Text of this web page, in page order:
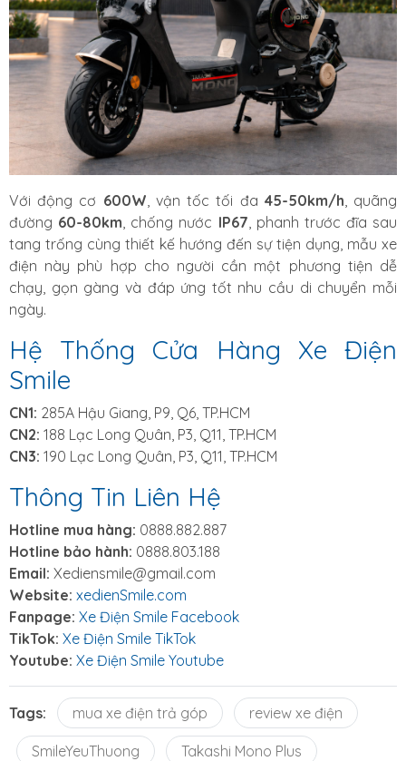
Với động cơ 600W, vận tốc tối đa 45-50km/h, quãng
đường 60-80km, chống nước IP67, phanh trước đĩa sau
tang trống cùng thiết kế hướng đến sự tiện dụng, mẫu xe
điện này phù hợp cho người cần một phương tiện dễ
chạy, gọn gàng và đáp ứng tốt nhu cầu di chuyển mỗi
ngày.
Hệ Thống Cửa Hàng Xe Điện
Smile
CN1: 285A Hậu Giang, P9, Q6, TP.HCM
CN2: 188 Lạc Long Quân, P3, Q11, TP.HCM
CN3: 190 Lạc Long Quân, P3, Q11, TP.HCM
Thông Tin Liên Hệ
Hotline mua hàng: 0888.882.887
Hotline bảo hành: 0888.803.188
Email: Xediensmile@gmail.com
Website: xedienSmile.com
Fanpage: Xe Điện Smile Facebook
TikTok: Xe Điện Smile TikTok
Youtube: Xe Điện Smile Youtube
Tags: mua xe điện trả góp review xe điện
SmileYeuThuong Takashi Mono Plus